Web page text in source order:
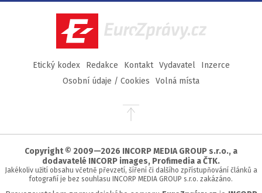
Facebook
TwitterInstagram
YouTube
EuroZprávy.cz
Etický kodex Redakce Kontakt Vydavatel
Inzerce
Osobní údaje / Cookies
Volná místa
Přejít
stránky
Copyright © 2009—2026 INCORP MEDIA GROUP s.r.o., a
dodavatelé INCORP images, Profimedia a ČTK.
Jakékoliv užití obsahu včetně převzetí, šíření či dalšího zpřístupňování článků a
fotografií je bez souhlasu INCORP MEDIA GROUP s.r.o. zakázáno.